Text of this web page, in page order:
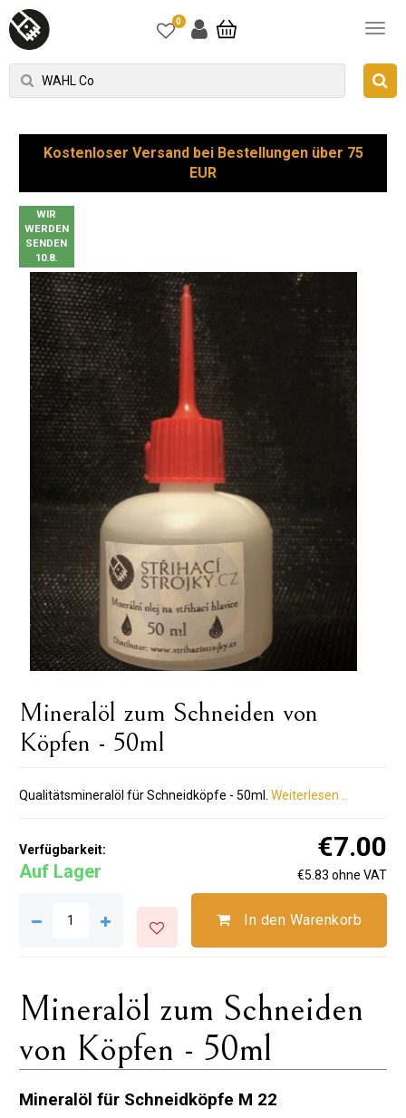
0
Kostenloser Versand bei Bestellungen über 75
EUR
WIR
WERDEN
SENDEN
10.8.
Mineralöl zum Schneiden von
Köpfen - 50ml
Qualitätsmineralöl für Schneidköpfe - 50ml. Weiterlesen ..
Verfügbarkeit:
Auf Lager
€7.00
€5.83 ohne VAT
In den Warenkorb
Mineralöl zum Schneiden
von Köpfen - 50ml
Mineralöl für Schneidköpfe M 22